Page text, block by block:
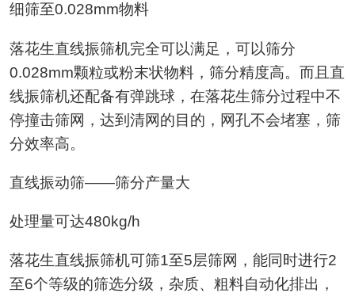
细筛至0.028mm物料
落花生直线振筛机完全可以满足，可以筛分
0.028mm颗粒或粉末状物料，筛分精度高。而且直
线振筛机还配备有弹跳球，在落花生筛分过程中不
停撞击筛网，达到清网的目的，网孔不会堵塞，筛
分效率高。
直线振动筛——筛分产量大
处理量可达480kg/h
落花生直线振筛机可筛1至5层筛网，能同时进行2
至6个等级的筛选分级，杂质、粗料自动化排出，